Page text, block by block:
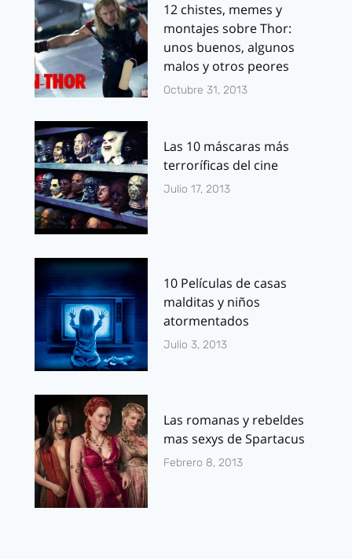
12 chistes, memes y
montajes sobre Thor:
unos buenos, algunos
malos y otros peores
Octubre 31, 2013
Las 10 máscaras más
terroríficas del cine
Julio 17, 2013
10 Películas de casas
malditas y niños
atormentados
Julio 3, 2013
Las romanas y rebeldes
mas sexys de Spartacus
Febrero 8, 2013